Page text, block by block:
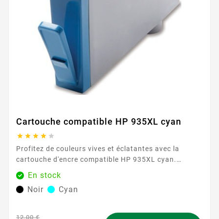
Cartouche compatible HP 935XL cyan
    
Profitez de couleurs vives et éclatantes avec la
cartouche d'encre compatible HP 935XL cyan.
Parfaite pour les photos et les documents colorés,
elle garantit des résultats de haute qualité et des
nuances précises. Avec une capacité de 825 pages,
fiables, idéales pour les travaux nécessitant des
En stock
Noir
Cyan
12,00 €